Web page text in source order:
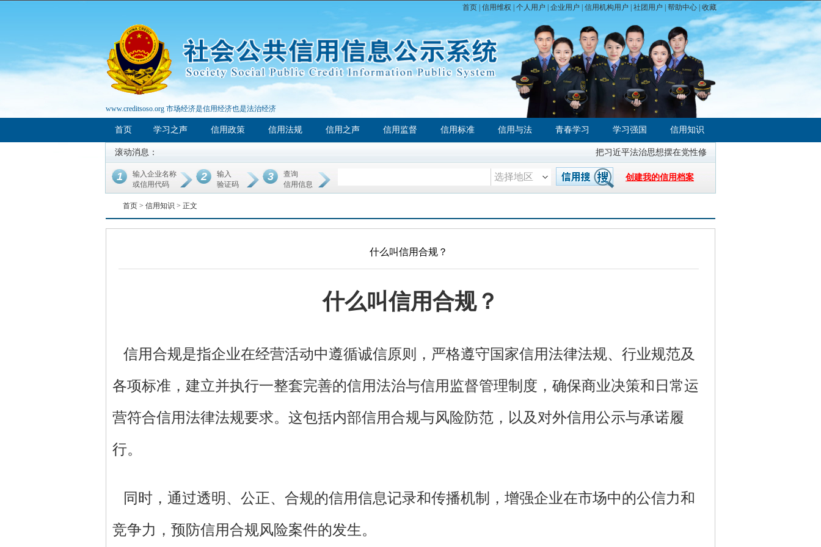
首页 信用维权 个人用户 企业用户 信用机构用户 社团用户 帮助中心 | 收藏
www.creditsoso.org 市场经济是信用经济也是法治经济
首页 学习之声 信用政策 信用法规 信用之声 信用监督 信用标准 信用与法 青春学习 学习强国 信用知识
滚动消息： 把习近平法治思想摆在党性修养的首位
1
输入企业名称
或信用代码
2
输入
验证码
3
查询
信用信息
选择地区 创建我的信用档案
首页 > 信用知识 > 正文
什么叫信用合规？
什么叫信用合规？
信用合规是指企业在经营活动中遵循诚信原则，严格遵守国家信用法律法规、行业规范及
各项标准，建立并执行一整套完善的信用法治与信用监督管理制度，确保商业决策和日常运
营符合信用法律法规要求。这包括内部信用合规与风险防范，以及对外信用公示与承诺履
行。
同时，通过透明、公正、合规的信用信息记录和传播机制，增强企业在市场中的公信力和
竞争力，预防信用合规风险案件的发生。